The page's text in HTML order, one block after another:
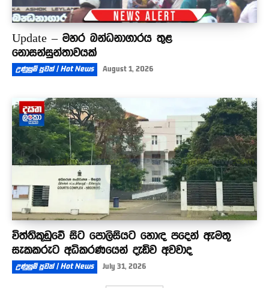
Update – මහර බන්ධනාගාරය තුළ
නොසන්සුන්තාවයක්
උණුසුම් පුවත් | Hot News August 1, 2026
විත්තිකූඩුවේ සිට පොලිසියට හොඳ පදෙන් ඇමතූ
සැකකරුට අධිකරණයෙන් දැඩිව අවවාද
උණුසුම් පුවත් | Hot News July 31, 2026